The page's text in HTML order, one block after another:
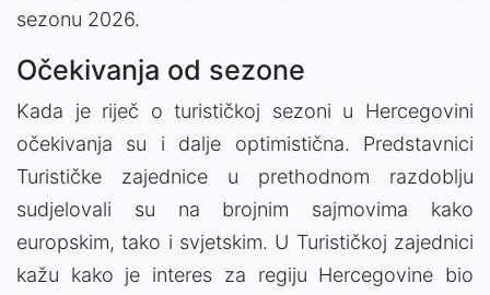
sezonu 2026.
Očekivanja od sezone
Kada je riječ o turističkoj sezoni u Hercegovini
očekivanja su i dalje optimistična. Predstavnici
Turističke zajednice u prethodnom razdoblju
sudjelovali su na brojnim sajmovima kako
europskim, tako i svjetskim. U Turističkoj zajednici
kažu kako je interes za regiju Hercegovine bio